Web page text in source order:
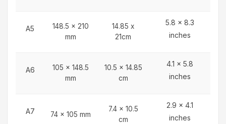
A5
148.5 x 210
mm
14.85 x
21cm
5.8 x 8.3
inches
A6
105 x 148.5
mm
10.5 x 14.85
cm
4.1 x 5.8
inches
A7 74 x 105 mm
7.4 x 10.5
cm
2.9 x 4.1
inches